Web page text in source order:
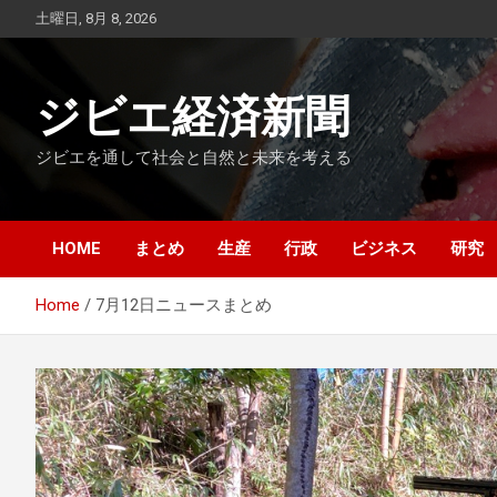
to
土曜日, 8月 8, 2026
ジビエ経済新聞
ジビエを通して社会と自然と未来を考える
HOME まとめ 生産 行政 ビジネス 研究
Home 7月12日ニュースまとめ